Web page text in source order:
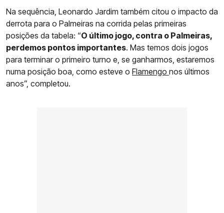
Na sequência, Leonardo Jardim também citou o impacto da
derrota para o Palmeiras na corrida pelas primeiras
posições da tabela: “O último jogo, contra o Palmeiras,
perdemos pontos importantes. Mas temos dois jogos
para terminar o primeiro turno e, se ganharmos, estaremos
numa posição boa, como esteve o Flamengo nos últimos
anos”, completou.